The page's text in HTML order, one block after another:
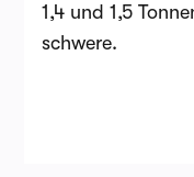
1,4 und 1,5
schwere.